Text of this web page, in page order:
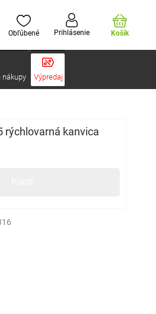
Obľúbené Prihlásenie Košík
nákupy Výpredaj
rýchlovarná kanvica